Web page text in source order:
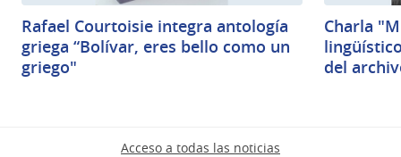
Rafael Courtoisie integra antología
griega “Bolívar, eres bello como un
griego"
Charla
del
Acceso a todas las noticias